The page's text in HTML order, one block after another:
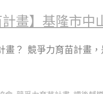
計畫】基隆市
畫？ 競爭力育苗計畫